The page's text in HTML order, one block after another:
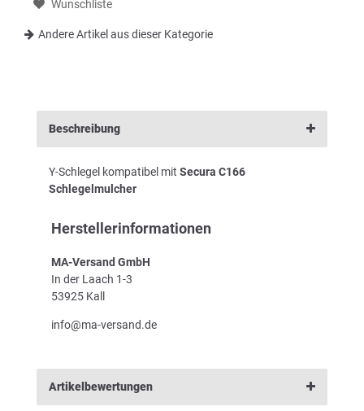
Wunschliste
Andere Artikel aus dieser Kategorie
Beschreibung
Y-Schlegel kompatibel mit Secura C166
Schlegelmulcher
Herstellerinformationen
MA-Versand GmbH
In der Laach 1-3
53925 Kall
info@ma-versand.de
Artikelbewertungen